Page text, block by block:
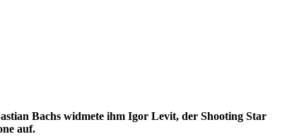
Bachs widmete ihm Igor Levit, der Shooting Star
auf.